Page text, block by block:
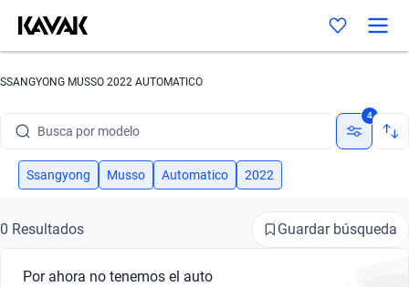
SSANGYONG MUSSO 2022 AUTOMATICO
Busca por modelo
Busca por versión
Busca por marca
4
Ssangyong Musso Automatico 2022
0 Resultados Guardar búsqueda
Por ahora no tenemos el auto